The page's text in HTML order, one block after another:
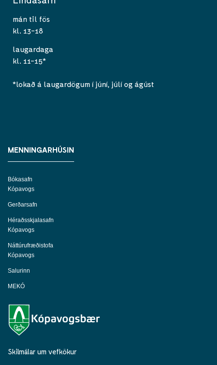
mán til fös
kl. 13-18
laugardaga
kl. 11-15*
*lokað á laugardögum í júní, júlí og ágúst
MENNINGARHÚSIN
Bókasafn
Kópavogs
Gerðarsafn
Héraðsskjalasafn
Kópavogs
Náttúrufræðistofa
Kópavogs
Salurinn
MEKÓ
Skilmálar um vefkökur